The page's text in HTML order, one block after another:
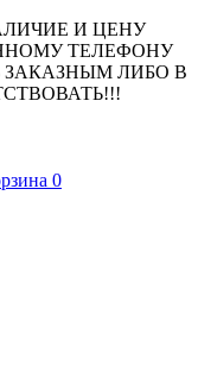
И ЦЕНУ
ТЕЛЕФОНУ
ЗАКАЗНЫМ ЛИБО В
0